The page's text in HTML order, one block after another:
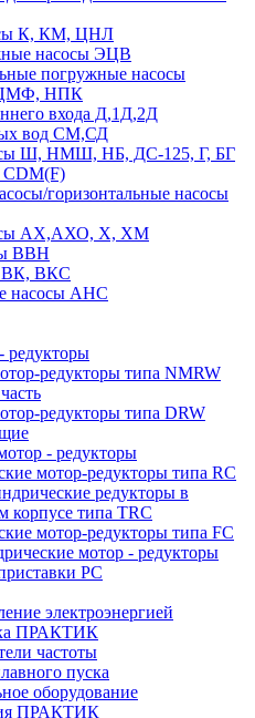
К, КМ, ЦНЛ
насосы ЭЦВ
погружные насосы
НПК
входа Д,1Д,2Д
вод СМ,СД
Ш, НМШ, НБ, ДС-125, Г, БГ
CDM(F)
горизонтальные насосы
АХ,АХО, Х, ХМ
ВВН
ВК, ВКС
насосы АНС
редукторы
редукторы типа NMRW
редукторы типа DRW
- редукторы
мотор-редукторы типа RC
редукторы в
корпусе типа TRC
мотор-редукторы типа FC
мотор - редукторы
PC
электроэнергией
ПРАКТИК
частоты
пуска
оборудование
ПРАКТИК